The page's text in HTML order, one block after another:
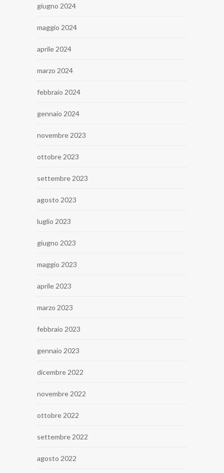
giugno 2024
maggio 2024
aprile 2024
marzo 2024
febbraio 2024
gennaio 2024
novembre 2023
ottobre 2023
settembre 2023
agosto 2023
luglio 2023
giugno 2023
maggio 2023
aprile 2023
marzo 2023
febbraio 2023
gennaio 2023
dicembre 2022
novembre 2022
ottobre 2022
settembre 2022
agosto 2022